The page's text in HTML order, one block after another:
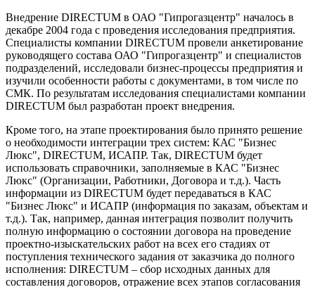
Внедрение DIRECTUM в ОАО "Гипрогазцентр" началось в
декабре 2004 года с проведения исследования предприятия.
Специалисты компании DIRECTUM провели анкетирование
руководящего состава ОАО "Гипрогазцентр" и специалистов
подразделений, исследовали бизнес-процессы предприятия и
изучили особенности работы с документами, в том числе по
СМК. По результатам исследования специалистами компании
DIRECTUM был разработан проект внедрения.
Кроме того, на этапе проектирования было принято решение
о необходимости интеграции трех систем: КАС "Бизнес
Люкс", DIRECTUM, ИСАПР. Так, DIRECTUM будет
использовать справочники, заполняемые в КАС "Бизнес
Люкс" (Организации, Работники, Договора и т.д.). Часть
информации из DIRECTUM будет передаваться в КАС
"Бизнес Люкс" и ИСАПР (информация по заказам, объектам и
т.д.). Так, например, данная интеграция позволит получить
полную информацию о состоянии договора на проведение
проектно-изыскательских работ на всех его стадиях от
поступления технического задания от заказчика до полного
исполнения: DIRECTUM – сбор исходных данных для
составления договоров, отражение всех этапов согласования